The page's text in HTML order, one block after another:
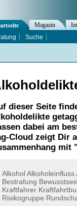
dieser Seite
dabei am
Cloud zeigt Dir
mit
AlkoholAlkoholeinfluss
Bestrafung
Kraftfahrer
Risikogruppe
Magazin
Suche